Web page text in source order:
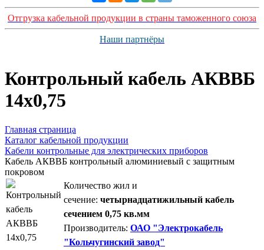
Отгрузка кабельной продукции в страны таможенного союза
Наши партнёры
Контрольный кабель АКВВБ
14х0,75
Главная страница
Каталог кабельной продукции
Кабели контрольные для электрических приборов
Кабель АКВВБ контрольный алюминиевый с защитным
покровом
Количество жил и
сечение: четырнадцатижильный кабель
сечением 0,75 кв.мм
Производитель: ОАО "Электрокабель
"Кольчугинский завод"